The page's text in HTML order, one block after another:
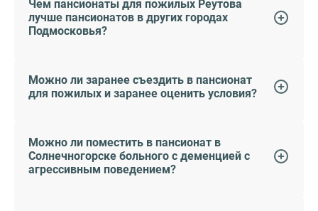
Чем пансионаты для пожилых Реутова
лучше пансионатов в других городах
Подмосковья?
Можно ли заранее съездить в пансионат
для пожилых и заранее оценить условия?
Можно ли поместить в пансионат в
Солнечногорске больного с деменцией с
агрессивным поведением?